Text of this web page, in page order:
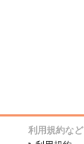
利用規約など